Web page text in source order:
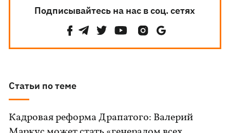
Подписывайтесь на нас в соц. сетях
Статьи по теме
Кадровая реформа Драпатого: Валерий